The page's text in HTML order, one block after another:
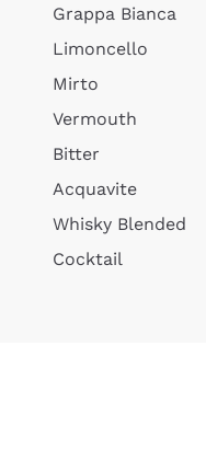
Grappa Bianca
Limoncello
Mirto
Vermouth
Bitter
Acquavite
Whisky Blended
Cocktail